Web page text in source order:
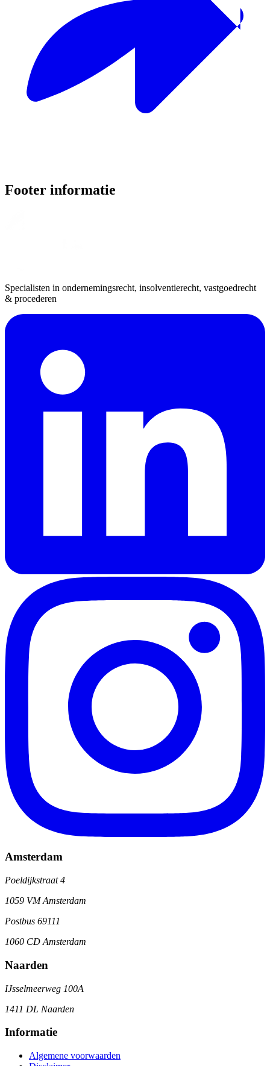
Footer informatie
Specialisten in ondernemingsrecht, insolventierecht, vastgoedrecht
& procederen
Amsterdam
Poeldijkstraat 4
1059 VM Amsterdam
Postbus 69111
1060 CD Amsterdam
Naarden
IJsselmeerweg 100A
1411 DL Naarden
Informatie
Algemene voorwaarden